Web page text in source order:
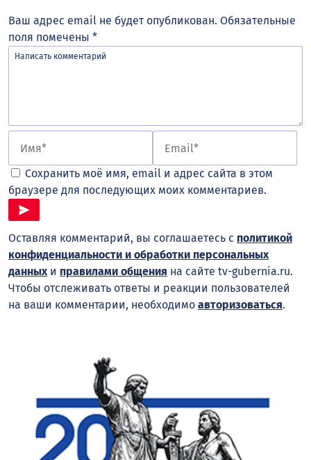
Ваш адрес email не будет опубликован. Обязательные
поля помечены *
Сохранить моё имя, email и адрес сайта в этом
браузере для последующих моих комментариев.
Оставляя комментарий, вы соглашаетесь с политикой
конфиденциальности и обработки персональных
данныхи правилами общения на сайте tv-gubernia.ru.
Чтобы отслеживать ответы и реакции пользователей
на ваши комментарии, необходимо авторизоваться.